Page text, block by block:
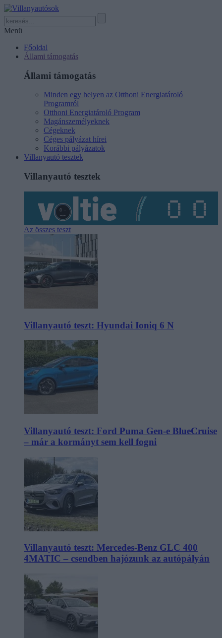
Menü
Főoldal
Állami támogatás
Állami támogatás
Minden egy helyen az Otthoni Energiatároló
Programról
Otthoni Energiatároló Program
Magánszemélyeknek
Cégeknek
Céges pályázat hírei
Korábbi pályázatok
Villanyautó tesztek
Villanyautó tesztek
Az összes teszt
Villanyautó teszt: Hyundai Ioniq 6 N
Villanyautó teszt: Ford Puma Gen-e BlueCruise
– már a kormányt sem kell fogni
Villanyautó teszt: Mercedes-Benz GLC 400
4MATIC – csendben hajózunk az autópályán